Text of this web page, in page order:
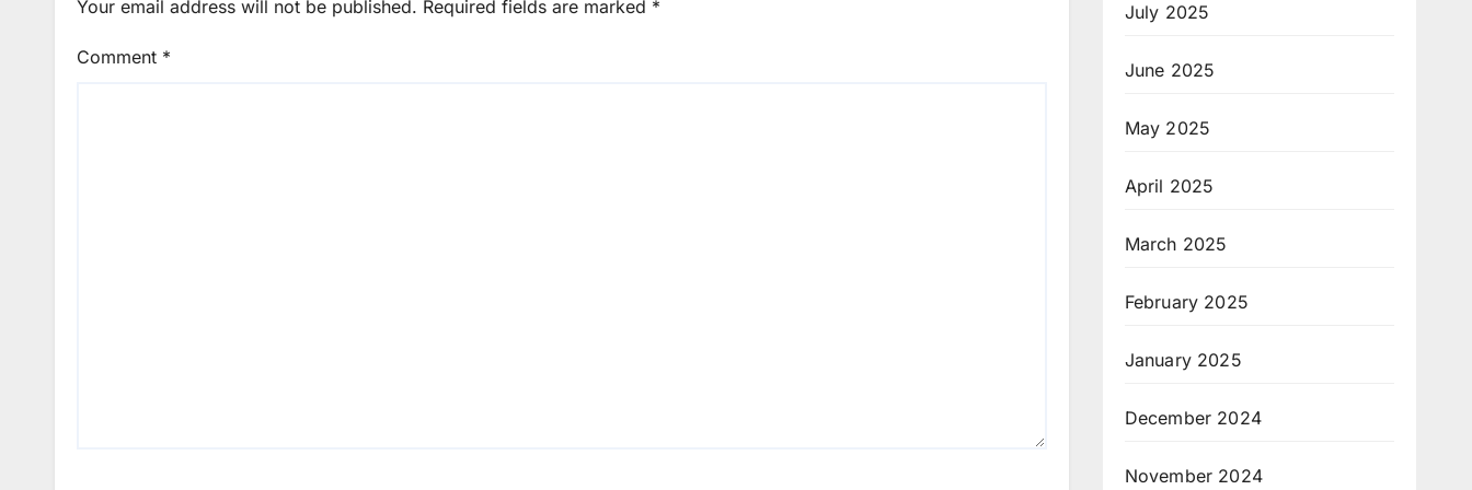
Your email address will not be published. Required fields are marked *
Comment *
July 2025
June 2025
May 2025
April 2025
March 2025
February 2025
January 2025
December 2024
November 2024